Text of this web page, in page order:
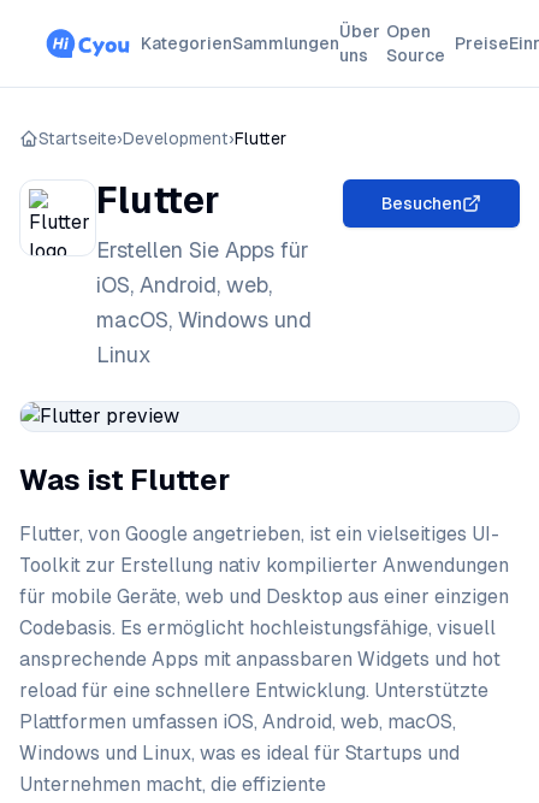
KategorienSammlungen
Über
uns
Open
Source
Preise
Startseite›Development›Flutter
Flutter
Erstellen Sie Apps für
iOS, Android, web,
macOS, Windows und
Linux
Besuchen
Was ist Flutter
Flutter, von Google angetrieben, ist ein vielseitiges UI-
Toolkit zur Erstellung nativ kompilierter Anwendungen
für mobile Geräte, web und Desktop aus einer einzigen
Codebasis. Es ermöglicht hochleistungsfähige, visuell
ansprechende Apps mit anpassbaren Widgets und hot
reload für eine schnellere Entwicklung. Unterstützte
Plattformen umfassen iOS, Android, web, macOS,
Windows und Linux, was es ideal für Startups und
Unternehmen macht, die effiziente